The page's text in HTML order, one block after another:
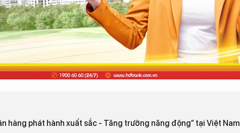
hàng phát hành xuất sắc - Tăng trưởng năng động” tại Việt Nam